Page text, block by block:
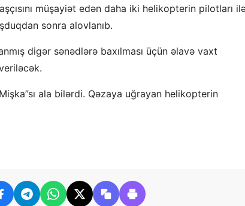
müşayiət edən daha iki helikopterin pilotları
sonra alovlanıb.
digər sənədlərə baxılması üçün əlavə vaxt
ala bilərdi. Qəzaya uğrayan helikopterin